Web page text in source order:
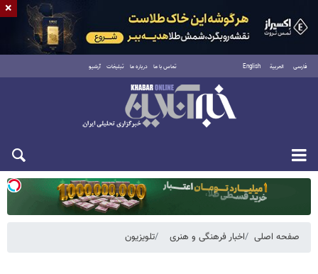
فارسی العربية English تماس با ما درباره ما تبلیغات آرشیو
یکشنبه ۱۸ مرداد ۱۴۰۵
صفحه اصلی اخبار فرهنگی و هنری تلویزیون
×